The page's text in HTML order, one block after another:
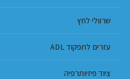
שרוולי לחץ
עזרים לתפקוד ADL
ציוד פיזיותרפיה